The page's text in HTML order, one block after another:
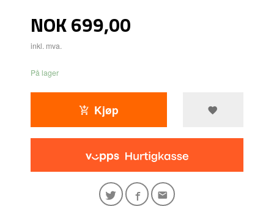
Pris
NOK699,00
inkl. mva.
På lager
Kjøp